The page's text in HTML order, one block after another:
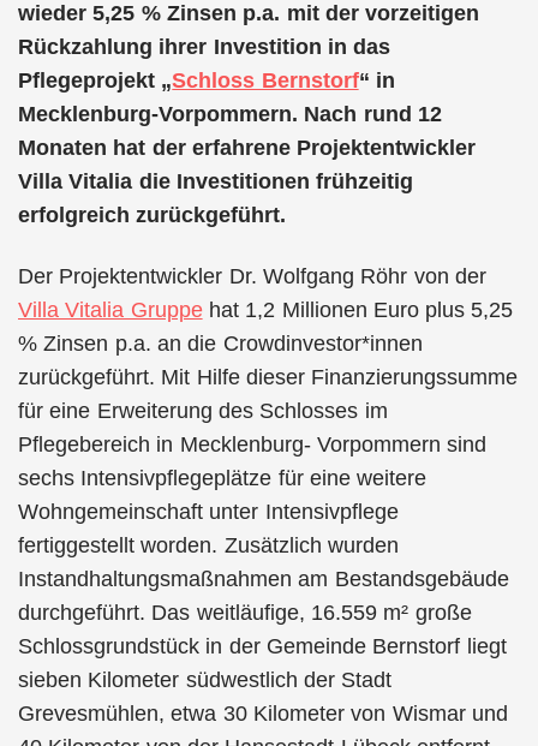
wieder 5,25 % Zinsen p.a. mit der vorzeitigen
Rückzahlung ihrer Investition in das
Pflegeprojekt „Schloss Bernstorf“ in
Mecklenburg-Vorpommern. Nach rund 12
Monaten hat der erfahrene Projektentwickler
Villa Vitalia die Investitionen frühzeitig
erfolgreich zurückgeführt.
Der Projektentwickler Dr. Wolfgang Röhr von der
Villa Vitalia Gruppehat 1,2 Millionen Euro plus 5,25
% Zinsen p.a. an die Crowdinvestor*innen
zurückgeführt. Mit Hilfe dieser Finanzierungssumme
für eine Erweiterung des Schlosses im
Pflegebereich in Mecklenburg- Vorpommern sind
sechs Intensivpflegeplätze für eine weitere
Wohngemeinschaft unter Intensivpflege
fertiggestellt worden. Zusätzlich wurden
Instandhaltungsmaßnahmen am Bestandsgebäude
durchgeführt. Das weitläufige, 16.559 m² große
Schlossgrundstück in der Gemeinde Bernstorf liegt
sieben Kilometer südwestlich der Stadt
Grevesmühlen, etwa 30 Kilometer von Wismar und